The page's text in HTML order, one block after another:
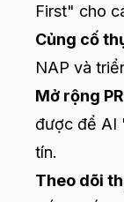
First" cho
Củng cố
NAP và
Mở rộng
được để AI
tín.
Theo dõi